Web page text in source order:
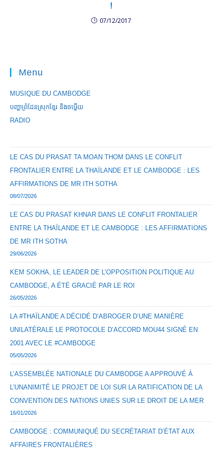
!
07/12/2017
Menu
MUSIQUE DU CAMBODGE
បញ្ហាព្រំដែនស្រុកខ្មែរ និងចឞ្លើយ
RADIO
LE CAS DU PRASAT TA MOAN THOM DANS LE CONFLIT
FRONTALIER ENTRE LA THAÏLANDE ET LE CAMBODGE : LES
AFFIRMATIONS DE MR ITH SOTHA
08/07/2026
LE CAS DU PRASAT KHNAR DANS LE CONFLIT FRONTALIER
ENTRE LA THAÏLANDE ET LE CAMBODGE : LES AFFIRMATIONS
DE MR ITH SOTHA
29/06/2026
KEM SOKHA, LE LEADER DE L’OPPOSITION POLITIQUE AU
CAMBODGE, A ÉTÉ GRACIÉ PAR LE ROI
26/05/2026
LA #THAÏLANDE A DÉCIDÉ D’ABROGER D’UNE MANIÈRE
UNILATÉRALE LE PROTOCOLE D’ACCORD MOU44 SIGNÉ EN
2001 AVEC LE #CAMBODGE
05/05/2026
L’ASSEMBLÉE NATIONALE DU CAMBODGE A APPROUVÉ À
L’UNANIMITÉ LE PROJET DE LOI SUR LA RATIFICATION DE LA
CONVENTION DES NATIONS UNIES SUR LE DROIT DE LA MER
16/01/2026
CAMBODGE : COMMUNIQUÉ DU SECRÉTARIAT D’ÉTAT AUX
AFFAIRES FRONTALIÈRES